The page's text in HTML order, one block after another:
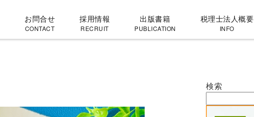
お問合せ
CONTACT
採用情報
RECRUIT
出版書籍
PUBLICATION
税理士法人概要
INFO
検索